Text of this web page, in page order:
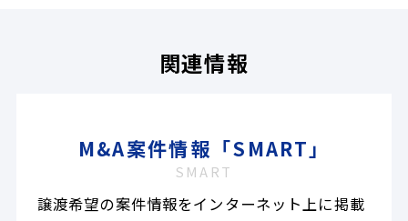
関連情報
M&A案件情報「SMART」
SMART
譲渡希望の案件情報をインターネット上に掲載